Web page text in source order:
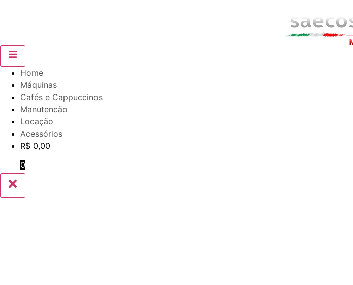
Home
Máquinas
Cafés e Cappuccinos
Manutencão
Locação
Acessórios
R$ 0,00
0